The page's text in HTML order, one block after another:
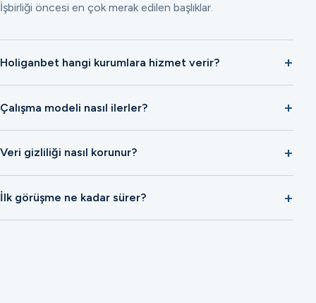
İşbirliği öncesi en çok merak edilen başlıklar.
Holiganbet hangi kurumlara hizmet verir?
Çalışma modeli nasıl ilerler?
Veri gizliliği nasıl korunur?
İlk görüşme ne kadar sürer?